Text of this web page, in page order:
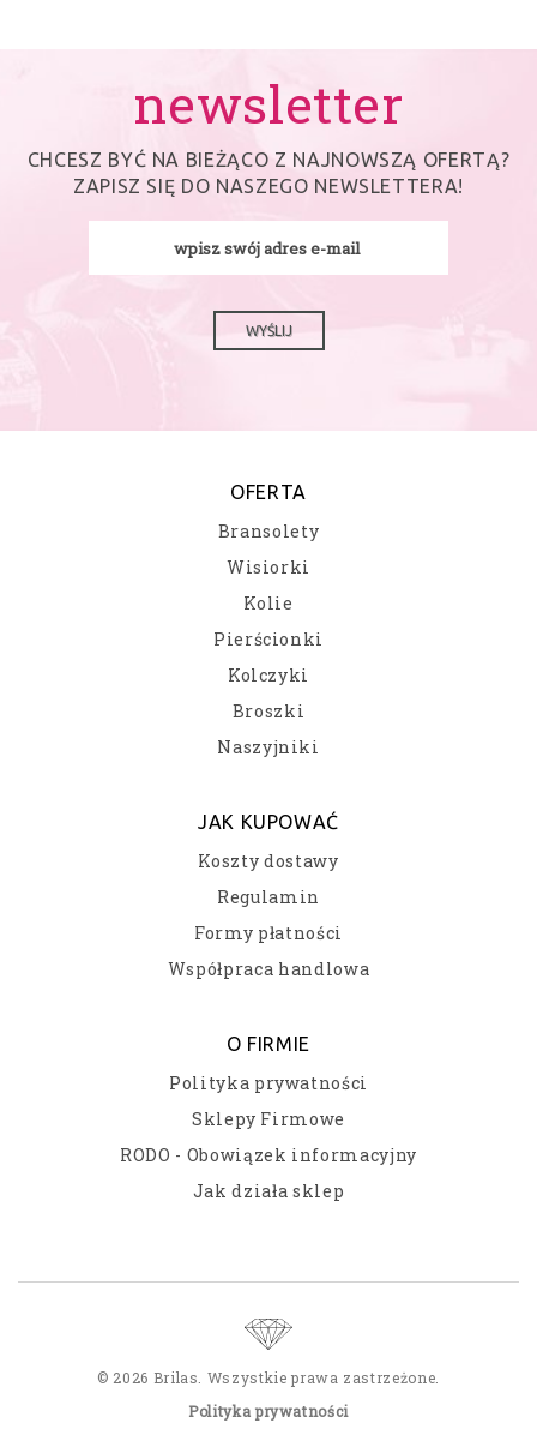
newsletter
CHCESZ BYĆ NA BIEŻĄCO Z NAJNOWSZĄ OFERTĄ?
ZAPISZ SIĘ DO NASZEGO NEWSLETTERA!
WYŚLIJ
OFERTA
Bransolety
Wisiorki
Kolie
Pierścionki
Kolczyki
Broszki
Naszyjniki
JAK KUPOWAĆ
Koszty dostawy
Regulamin
Formy płatności
Współpraca handlowa
O FIRMIE
Polityka prywatności
Sklepy Firmowe
RODO - Obowiązek informacyjny
Jak działa sklep
© 2026 Brilas. Wszystkie prawa zastrzeżone.
Polityka prywatności